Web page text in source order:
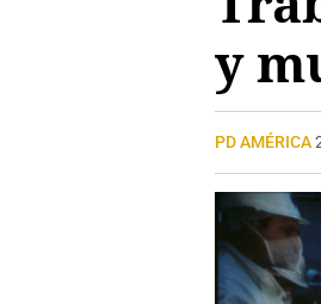
y
PD AMÉRICA